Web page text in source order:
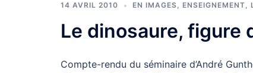
14 AVRIL 2010 EN IMAGES, ENSEIGNEMENT,
Le dinosaure, figure
Compte-rendu du séminaire d’André